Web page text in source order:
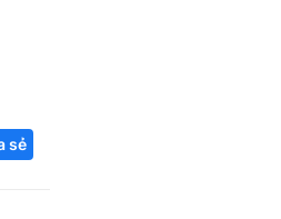
nghệ tương lai
sẻ